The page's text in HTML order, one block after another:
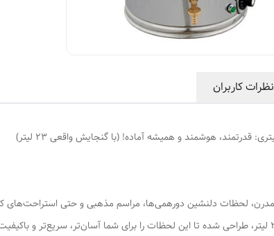
نظرات کاربران
گنجایش واقعی 23 لیتر، طراحی شده تا این لحظات را برای شما آسان‌تر،